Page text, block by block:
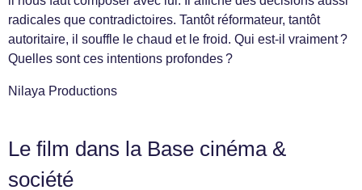
radicales que contradictoires. Tantôt réformateur, tantôt
autoritaire, il souffle le chaud et le froid. Qui est-il vraiment ?
Quelles sont ces intentions profondes ?
Nilaya Productions
Le film dans la Base cinéma &
société